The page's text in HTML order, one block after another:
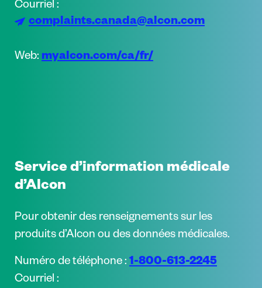
Courriel :
complaints.canada@alcon.com
Web: myalcon.com/ca/fr/
Service d’information médicale
d’Alcon
Pour obtenir des renseignements sur les
produits d’Alcon ou des données médicales.
Numéro de téléphone : 1-800-613-2245
Courriel :